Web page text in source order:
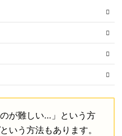
のが難しい…」という方
という方法もあります。